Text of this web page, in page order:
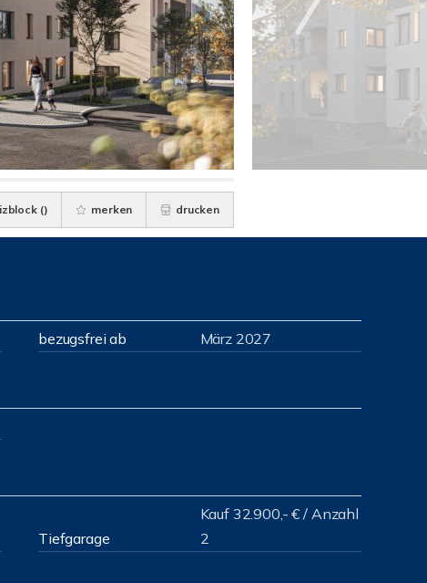
() merken drucken
bezugsfrei ab März 2027
Tiefgarage
Kauf 32.900,- € / Anzahl
2